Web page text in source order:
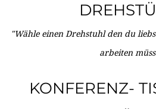
"Wähle einen Drehstuhl den du
arbeiten
KONFERENZ-